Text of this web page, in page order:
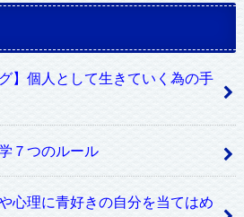
】個人として生きていく為の手
７つのルール
心理に青好きの自分を当てはめ